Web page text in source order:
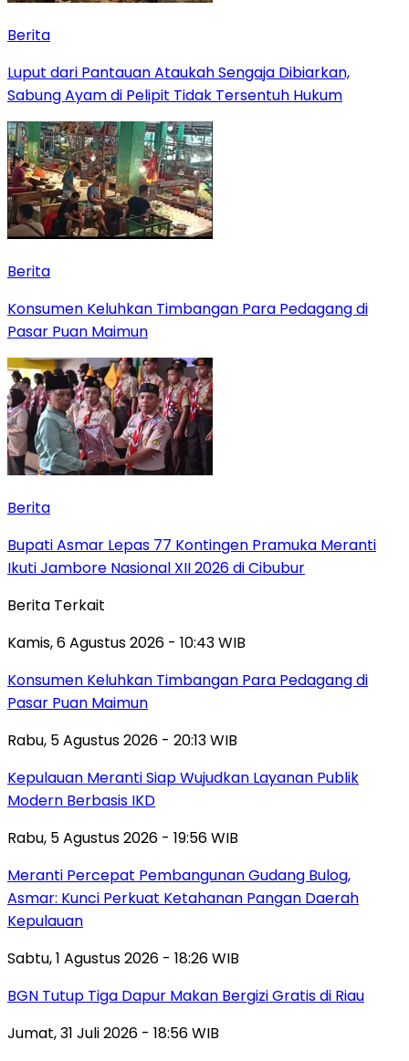
Berita
Luput dari Pantauan Ataukah Sengaja Dibiarkan,
Sabung Ayam di Pelipit Tidak Tersentuh Hukum
Berita
Konsumen Keluhkan Timbangan Para Pedagang di
Pasar Puan Maimun
Berita
Bupati Asmar Lepas 77 Kontingen Pramuka Meranti
Ikuti Jambore Nasional XII 2026 di Cibubur
Berita Terkait
Kamis, 6 Agustus 2026 - 10:43 WIB
Konsumen Keluhkan Timbangan Para Pedagang di
Pasar Puan Maimun
Rabu, 5 Agustus 2026 - 20:13 WIB
Kepulauan Meranti Siap Wujudkan Layanan Publik
Modern Berbasis IKD
Rabu, 5 Agustus 2026 - 19:56 WIB
Meranti Percepat Pembangunan Gudang Bulog,
Asmar: Kunci Perkuat Ketahanan Pangan Daerah
Kepulauan
Sabtu, 1 Agustus 2026 - 18:26 WIB
BGN Tutup Tiga Dapur Makan Bergizi Gratis di Riau
Jumat, 31 Juli 2026 - 18:56 WIB